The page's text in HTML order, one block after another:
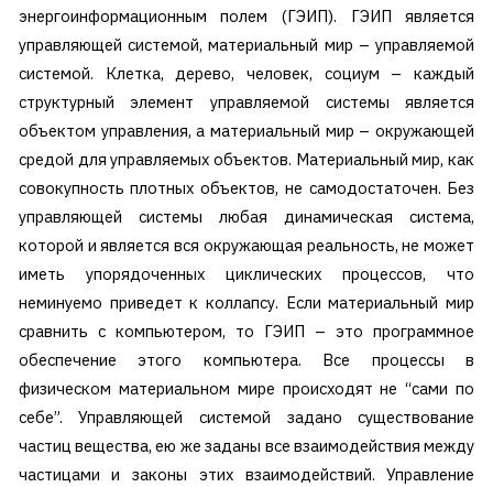
энергоинформационным полем (ГЭИП). ГЭИП является
управляющей системой, материальный мир – управляемой
системой. Клетка, дерево, человек, социум – каждый
структурный элемент управляемой системы является
объектом управления, а материальный мир – окружающей
средой для управляемых объектов. Материальный мир, как
совокупность плотных объектов, не самодостаточен. Без
управляющей системы любая динамическая система,
которой и является вся окружающая реальность, не может
иметь упорядоченных циклических процессов, что
неминуемо приведет к коллапсу. Если материальный мир
сравнить с компьютером, то ГЭИП – это программное
обеспечение этого компьютера. Все процессы в
физическом материальном мире происходят не “сами по
себе”. Управляющей системой задано существование
частиц вещества, ею же заданы все взаимодействия между
частицами и законы этих взаимодействий. Управление